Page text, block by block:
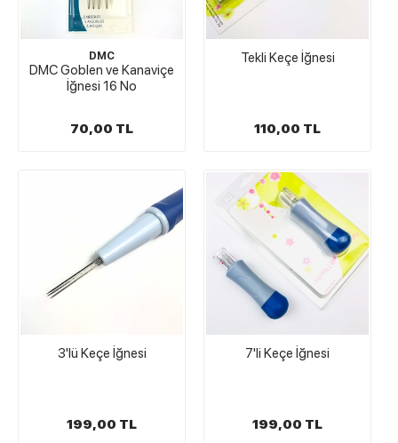
DMC
DMC Goblen ve Kanaviçe
İğnesi 16 No
70,00 TL
Tekli Keçe İğnesi
110,00 TL
3'lü Keçe İğnesi
199,00 TL
7'li Keçe İğnesi
199,00 TL